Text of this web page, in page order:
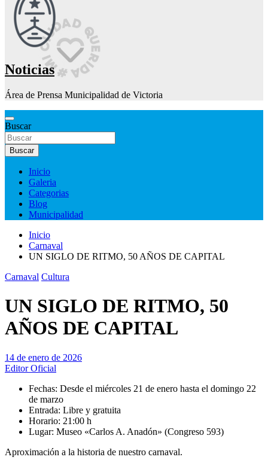
Noticias
Área de Prensa Municipalidad de Victoria
Buscar
Buscar
Inicio
Galeria
Categorias
Blog
Municipalidad
Inicio
Carnaval
UN SIGLO DE RITMO, 50 AÑOS DE CAPITAL
Carnaval Cultura
UN SIGLO DE RITMO, 50
AÑOS DE CAPITAL
14 de enero de 2026
Editor Oficial
Fechas: Desde el miércoles 21 de enero hasta el domingo 22
de marzo
Entrada: Libre y gratuita
Horario: 21:00 h
Lugar: Museo «Carlos A. Anadón» (Congreso 593)
Aproximación a la historia de nuestro carnaval.